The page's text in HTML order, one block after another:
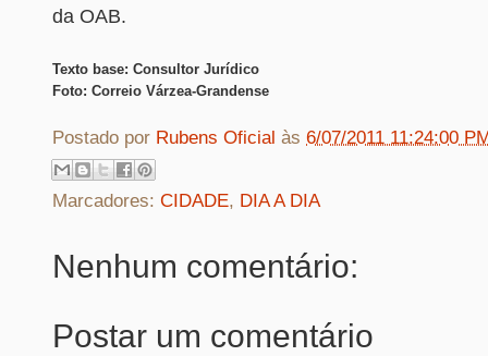
da OAB.
Texto base: Consultor Jurídico
Foto: Correio Várzea-Grandense
Postado por Rubens Oficial às 6/07/2011 11:24:00
Marcadores: CIDADE, DIA A DIA
Nenhum comentário:
Postar um comentário